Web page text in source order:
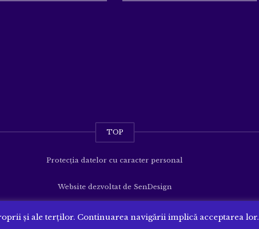
TOP
Protecția datelor cu caracter personal
Website dezvoltat de SenDesign
și ale terților. Continuarea navigării implică acceptarea lor.